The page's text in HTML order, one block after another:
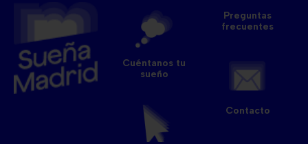
Cuéntanos tu
sueño
Preguntas
frecuentes
Contacto